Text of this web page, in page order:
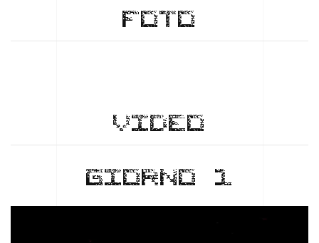
FOTO
VIDEO
GIORNO 1